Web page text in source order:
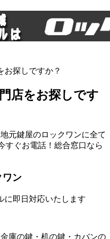
お探しですか？
店をお探しです
元鍵屋のロックワンに全て
すぐお電話！総合窓口なら
ン
庫の鍵・机の鍵・カバンの